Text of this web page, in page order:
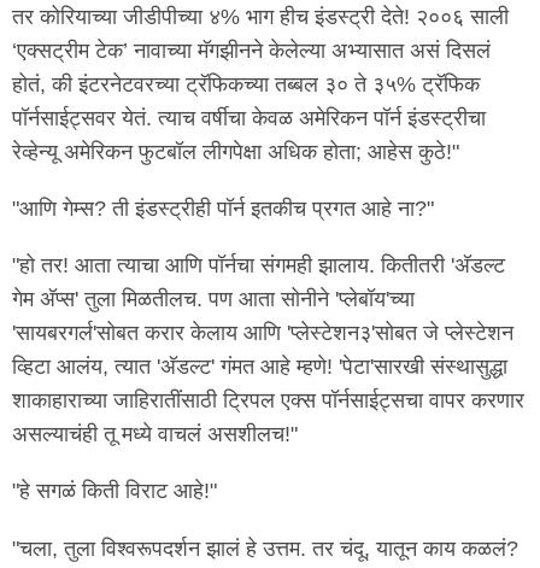
तर कोरियाच्या जीडीपीच्या ४% भाग हीच इंडस्ट्री देते! २००६ साली
‘एक्सट्रीम टेक’ नावाच्या मॅगझीनने केलेल्या अभ्यासात असं दिसलं
होतं, की इंटरनेटवरच्या ट्रॅफिकच्या तब्बल ३० ते ३५% ट्रॅफिक
पॉर्नसाईट्सवर येतं. त्याच वर्षीचा केवळ अमेरिकन पॉर्न इंडस्ट्रीचा
रेव्हेन्यू अमेरिकन फुटबॉल लीगपेक्षा अधिक होता; आहेस कुठे!"
"आणि गेम्स? ती इंडस्ट्रीही पॉर्न इतकीच प्रगत आहे ना?"
"हो तर! आता त्याचा आणि पॉर्नचा संगमही झालाय. कितीतरी 'अ‍ॅडल्ट
गेम अ‍ॅप्स' तुला मिळतीलच. पण आता सोनीने 'प्लेबॉय'च्या
'सायबरगर्ल'सोबत करार केलाय आणि 'प्लेस्टेशन३'सोबत जे प्लेस्टेशन
व्हिटा आलंय, त्यात 'अ‍ॅडल्ट' गंमत आहे म्हणे! 'पेटा'सारखी संस्थासुद्धा
शाकाहाराच्या जाहिरातींसाठी ट्रिपल एक्स पॉर्नसाईट्सचा वापर करणार
असल्याचंही तू मध्ये वाचलं असशीलच!"
"हे सगळं किती विराट आहे!"
"चला, तुला विश्वरूपदर्शन झालं हे उत्तम. तर चंदू, यातून काय कळलं?